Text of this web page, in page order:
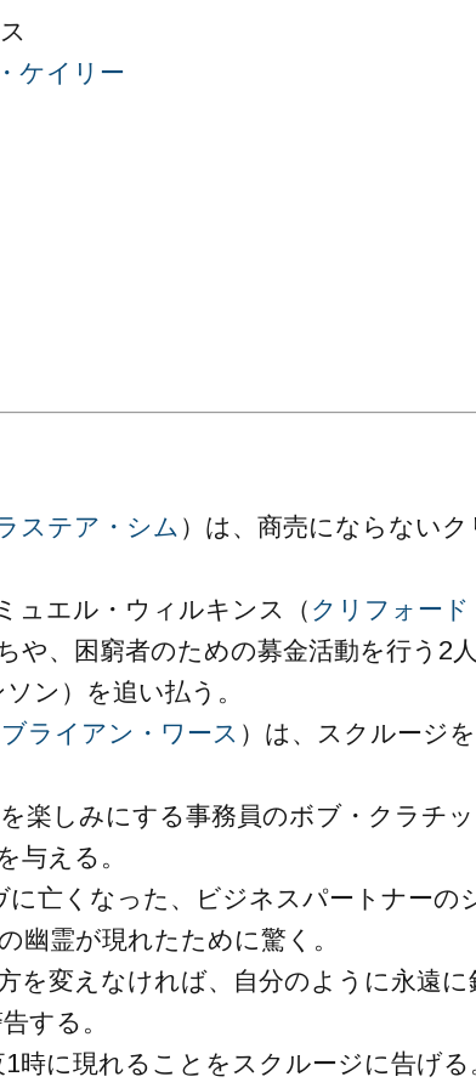
ケイリー
ステア・シム ）は、商売にならないク
ュエル・ウィルキンス（ クリフォード
や、困窮者のための募金活動を行う2
ン）を追い払う。
ブライアン・ワース ）は、スクルージを
楽しみにする事務員のボブ・クラチッ
与える。
亡くなった、ビジネスパートナーの
幽霊が現れたために驚く。
を変えなければ、自分のように永遠に
する。
時に現れることをスクルージに告げる